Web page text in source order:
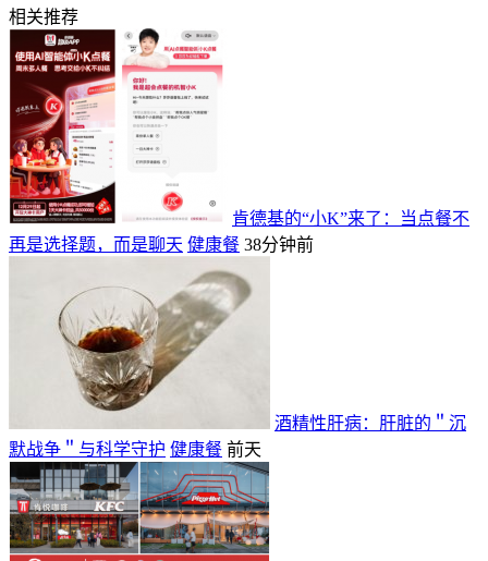
相关推荐
肯德基的“小K”来了：当点餐不
再是选择题，而是聊天 健康餐 38分钟前
酒精性肝病：肝脏的＂沉
默战争＂与科学守护 健康餐 前天